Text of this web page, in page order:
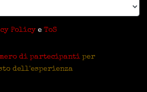
Policy e ToS
di partecipanti per
dell'esperienza